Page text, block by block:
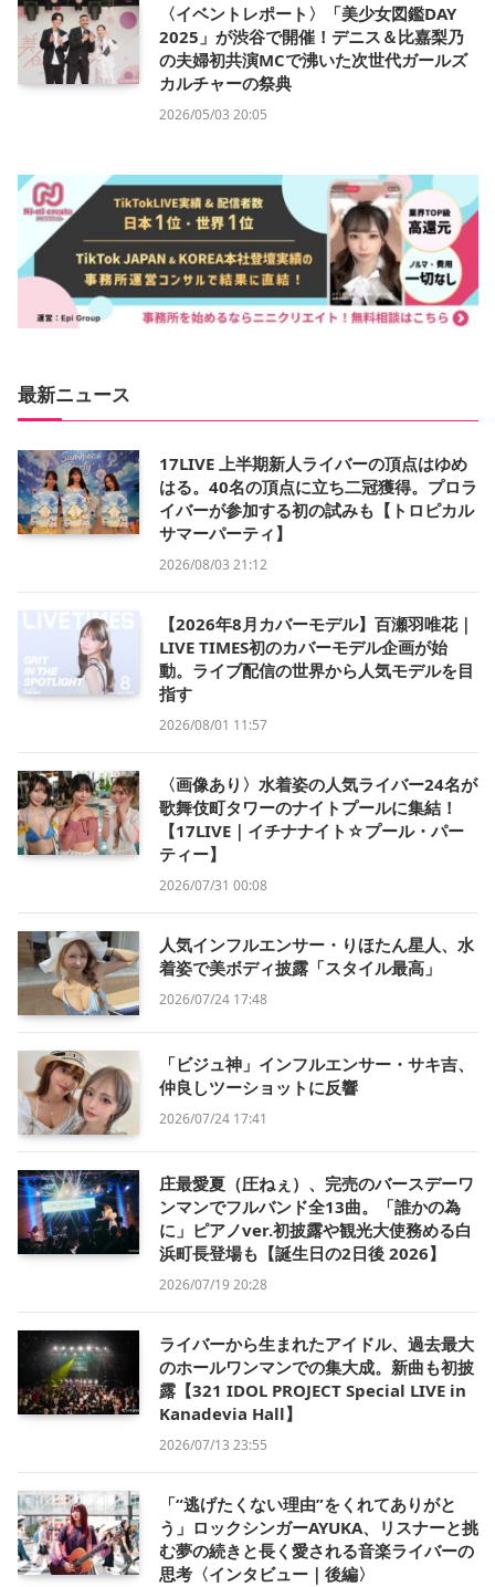
〈イベントレポート〉「美少女図鑑DAY
2025」が渋谷で開催！デニス＆比嘉梨乃
の夫婦初共演MCで沸いた次世代ガールズ
カルチャーの祭典
2026/05/03 20:05
最新ニュース
17LIVE 上半期新人ライバーの頂点はゆめ
はる。40名の頂点に立ち二冠獲得。プロラ
イバーが参加する初の試みも【トロピカル
サマーパーティ】
2026/08/03 21:12
【2026年8月カバーモデル】百瀬羽唯花｜
LIVE TIMES初のカバーモデル企画が始
動。ライブ配信の世界から人気モデルを目
指す
2026/08/01 11:57
〈画像あり〉水着姿の人気ライバー24名が
歌舞伎町タワーのナイトプールに集結！
【17LIVE｜イチナナイト☆プール・パー
ティー】
2026/07/31 00:08
人気インフルエンサー・りほたん星人、水
着姿で美ボディ披露「スタイル最高」
2026/07/24 17:48
「ビジュ神」インフルエンサー・サキ吉、
仲良しツーショットに反響
2026/07/24 17:41
庄最愛夏（圧ねぇ）、完売のバースデーワ
ンマンでフルバンド全13曲。「誰かの為
に」ピアノver.初披露や観光大使務める白
浜町長登場も【誕生日の2日後 2026】
2026/07/19 20:28
ライバーから生まれたアイドル、過去最大
のホールワンマンでの集大成。新曲も初披
露【321 IDOL PROJECT Special LIVE in
Kanadevia Hall】
2026/07/13 23:55
「“逃げたくない理由”をくれてありがと
う」ロックシンガーAYUKA、リスナーと挑
む夢の続きと長く愛される音楽ライバーの
思考〈インタビュー｜後編〉